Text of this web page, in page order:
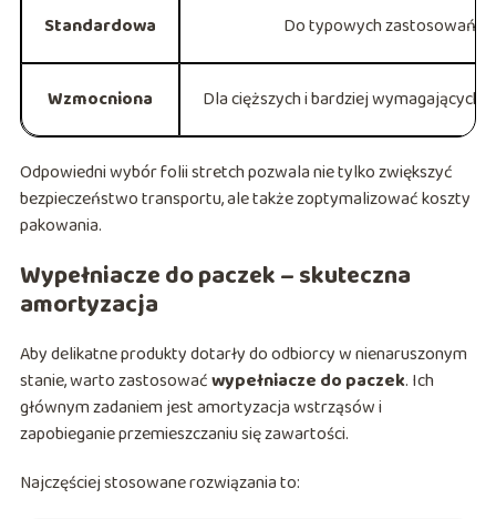
Standardowa Do typowych zastosowań
Wzmocniona Dla cięższych i bardziej wymagających
Odpowiedni wybór folii stretch pozwala nie tylko zwiększyć
bezpieczeństwo transportu, ale także zoptymalizować koszty
pakowania.
Wypełniacze do paczek – skuteczna
amortyzacja
Aby delikatne produkty dotarły do odbiorcy w nienaruszonym
stanie, warto zastosowaćwypełniacze do paczek. Ich
głównym zadaniem jest amortyzacja wstrząsów i
zapobieganie przemieszczaniu się zawartości.
Najczęściej stosowane rozwiązania to: